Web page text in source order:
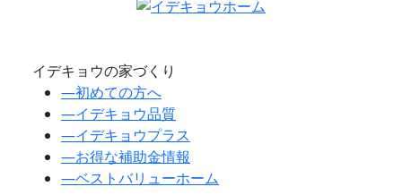
イデキョウの家づくり
―初めての方へ
―イデキョウ品質
―イデキョウプラス
―お得な補助金情報
―ベストバリューホーム